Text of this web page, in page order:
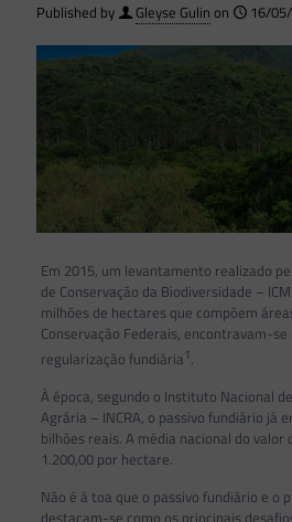
Published by Gleyse Gulin on 16/
Em 2015, um levantamento realizado
de Conservação da Biodiversidade –
milhões de hectares que compõem
Conservação Federais, encontravam-
regularização fundiária1.
À época, segundo o Instituto Nacional
Agrária – INCRA, o passivo fundiário já
bilhões reais. A média nacional do valor
1.200,00 por hectare.
Não é à toa que o passivo fundiário e o